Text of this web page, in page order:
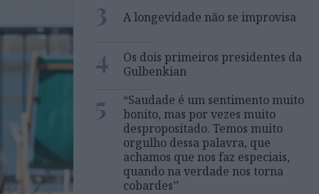
3 A longevidade não se improvisa
4
Os dois primeiros presidentes da
Gulbenkian
5
“Saudade é um sentimento muito
bonito, mas por vezes muito
despropositado. Temos muito
orgulho dessa palavra, que
achamos que nos faz especiais,
quando na verdade nos torna
cobardes’’